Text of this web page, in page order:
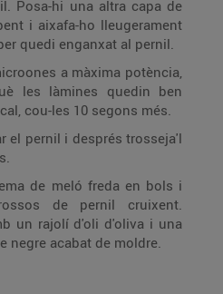
Posa-hi una altra capa de
i aixafa-ho lleugerament
quedi enganxat al pernil.
a màxima potència,
les làmines quedin ben
cou-les 10 segons més.
el pernil i després trosseja'l
de meló freda en bols i
de pernil cruixent.
un rajolí d'oli d'oliva i una
negre acabat de moldre.